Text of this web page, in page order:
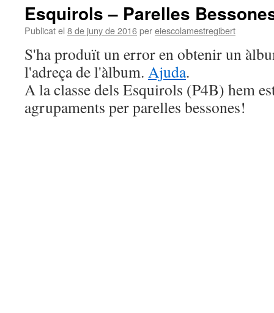
Esquirols – Parelles
Publicat el 8 de juny de 2016pereiescolamestregibert
S'ha produït un error en obtenir un
l'adreça de l'àlbum. Ajuda.
A la classe dels Esquirols (P4B) hem
agrupaments per parelles bessones!